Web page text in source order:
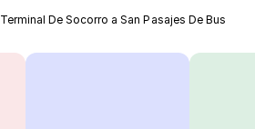
Terminal De Socorro a San Pasajes De Bus